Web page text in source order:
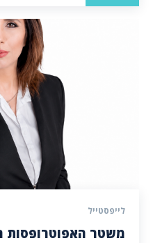
לייפסטייל
משטר האפוטרופסות